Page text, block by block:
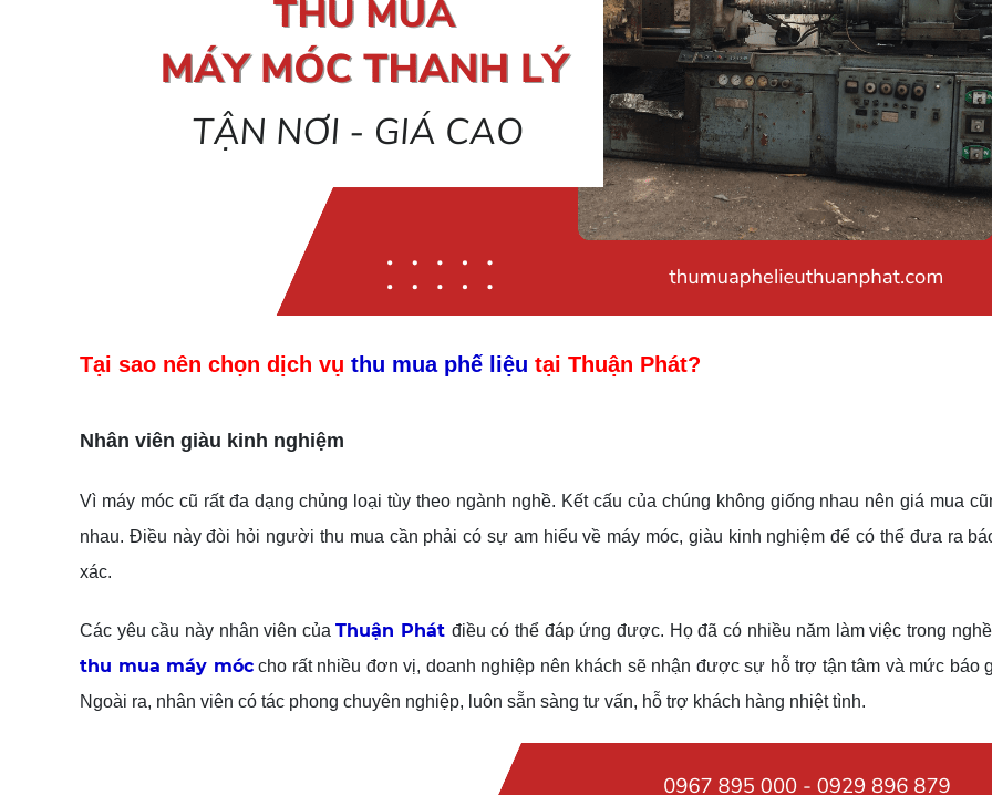
Tại sao nên chọn dịch vụ thu mua phế liệu tại Thuận Phát?
Nhân viên giàu kinh nghiệm
Vì máy móc cũ rất đa dạng chủng loại tùy theo ngành nghề. Kết cấu của chúng không giống nhau nên giá mua
nhau. Điều này đòi hỏi người thu mua cần phải có sự am hiểu về máy móc, giàu kinh nghiệm để có thể đưa ra
xác.
Các yêu cầu này nhân viên củaThuận Phát điều có thể đáp ứng được. Họ đã có nhiều năm làm việc trong
thu mua máy móccho rất nhiều đơn vị, doanh nghiệp nên khách sẽ nhận được sự hỗ trợ tận tâm và mức báo
Ngoài ra, nhân viên có tác phong chuyên nghiệp, luôn sẵn sàng tư vấn, hỗ trợ khách hàng nhiệt tình.